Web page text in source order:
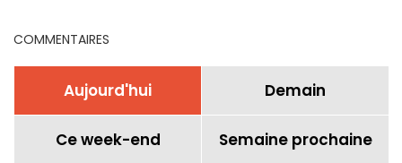
COMMENTAIRES
Aujourd'hui Demain
Ce week-end Semaine prochaine